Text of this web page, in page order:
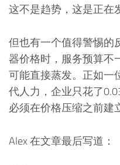
这不是趋势，这是正在
但也有一个值得警惕的
器价格时，服务预算
可能直接蒸发。正如一
代人力，企业只花了
必须在价格压缩之前建
Alex 在文章最后写道：